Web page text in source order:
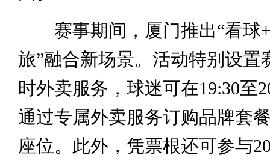
赛事期间，厦门推出“看球
旅”融合新场景。活动特别设置
时外卖服务，球迷可在19:30至
通过专属外卖服务订购品牌套
座位。此外，凭票根还可参与